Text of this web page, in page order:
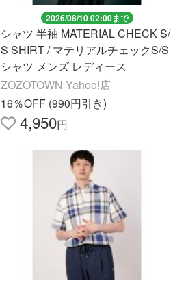
2026/08/10 02:00まで
シャツ 半袖 MATERIAL CHECK S/
S SHIRT / マテリアルチェックS/S
シャツ メンズ レディース
ZOZOTOWN Yahoo!店
16％OFF (990円引き)
4,950円